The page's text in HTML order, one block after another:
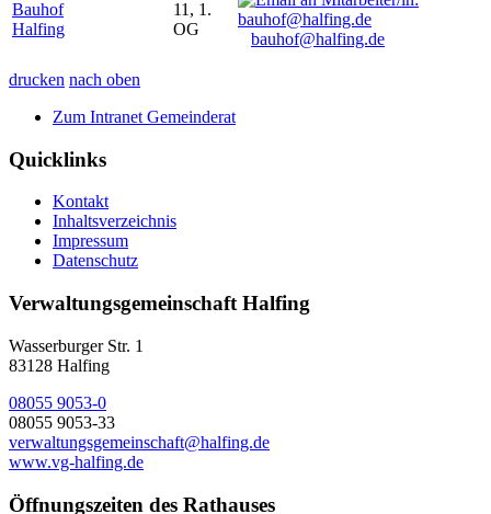
Bauhof
Halfing
11, 1.
OG
bauhof@halfing.de
drucken nach oben
Zum Intranet Gemeinderat
Quicklinks
Kontakt
Inhaltsverzeichnis
Impressum
Datenschutz
Verwaltungsgemeinschaft Halfing
Wasserburger Str. 1
83128 Halfing
08055 9053-0
08055 9053-33
verwaltungsgemeinschaft@halfing.de
www.vg-halfing.de
Öffnungszeiten des Rathauses